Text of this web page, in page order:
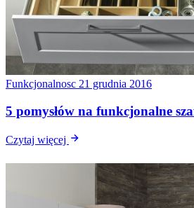
Funkcjonalnosc 21 grudnia 2016
5 pomysłów na funkcjonalne
Czytaj więcej